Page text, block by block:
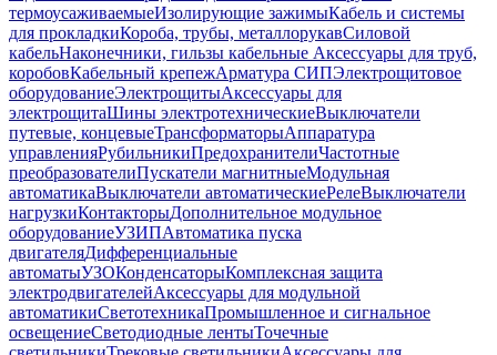
термоусаживаемыеИзолирующие зажимыКабель и системы
для прокладкиКороба, трубы, металлорукавСиловой
кабельНаконечники, гильзы кабельные Аксессуары для труб,
коробовКабельный крепежАрматура СИПЭлектрощитовое
оборудованиеЭлектрощитыАксессуары для
электрощитаШины электротехническиеВыключатели
путевые, концевыеТрансформаторыАппаратура
управленияРубильникиПредохранителиЧастотные
преобразователиПускатели магнитныеМодульная
автоматикаВыключатели автоматическиеРелеВыключатели
нагрузкиКонтакторыДополнительное модульное
оборудованиеУЗИПАвтоматика пуска
двигателяДифференциальные
автоматыУЗОКонденсаторыКомплексная защита
электродвигателейАксессуары для модульной
автоматикиСветотехникаПромышленное и сигнальное
освещениеСветодиодные лентыТочечные